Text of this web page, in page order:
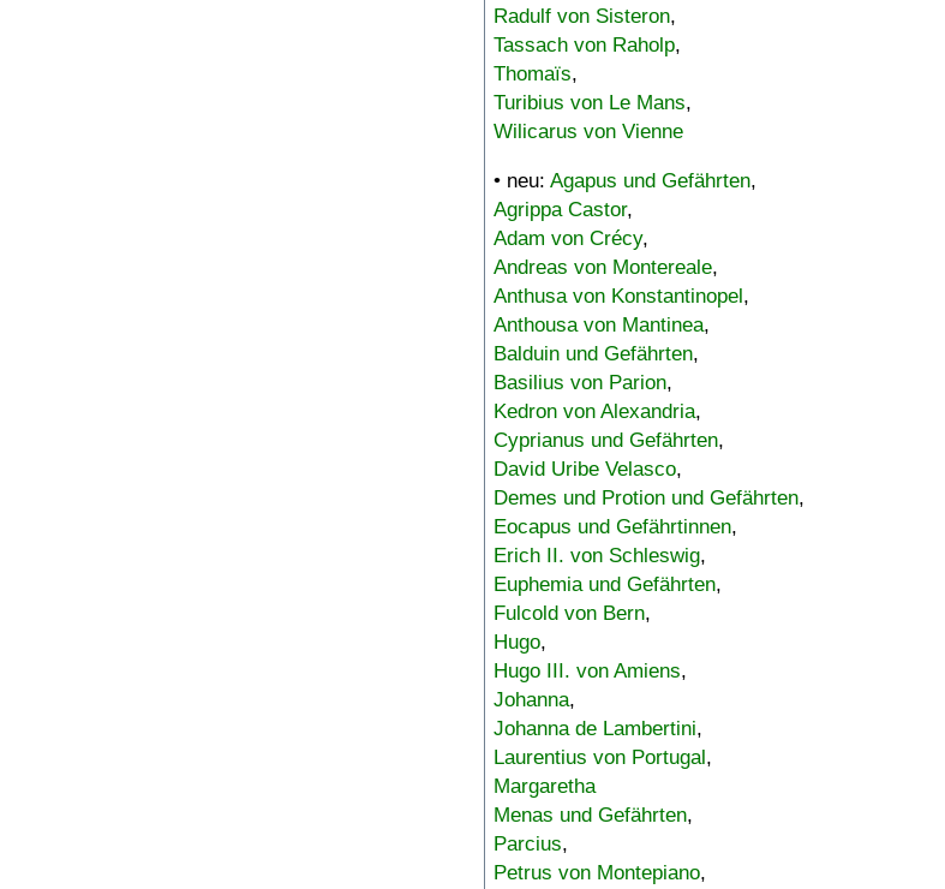
Radulf von Sisteron,
Tassach von Raholp,
Thomaïs,
Turibius von Le Mans,
Wilicarus von Vienne
• neu: Agapus und Gefährten,
Agrippa Castor,
Adam von Crécy,
Andreas von Montereale,
Anthusa von Konstantinopel,
Anthousa von Mantinea,
Balduin und Gefährten,
Basilius von Parion,
Kedron von Alexandria,
Cyprianus und Gefährten,
David Uribe Velasco,
Demes und Protion und Gefährten,
Eocapus und Gefährtinnen,
Erich II. von Schleswig,
Euphemia und Gefährten,
Fulcold von Bern,
Hugo,
Hugo III. von Amiens,
Johanna,
Johanna de Lambertini,
Laurentius von Portugal,
Margaretha
Menas und Gefährten,
Parcius,
Petrus von Montepiano,